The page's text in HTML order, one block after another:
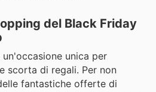
del Black Friday
unica per
scorta di regali. Per non
fantastiche offerte di